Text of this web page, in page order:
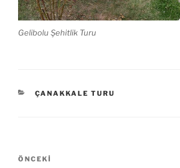
Gelibolu Şehitlik Turu
KATEGORILER
ÇANAKKALE TURU
Yazı
Önceki
ÖNCEKI